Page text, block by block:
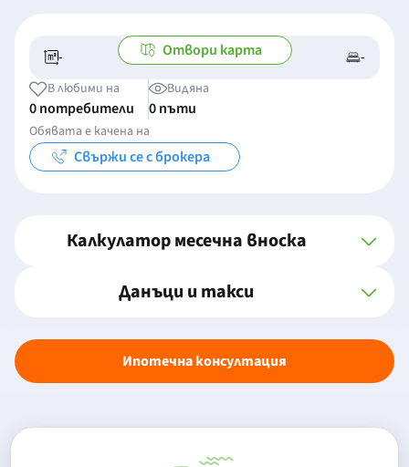
- -/- -
Отвори карта
В любими на
0 потребители
Видяна
0 пъти
Обявата е качена на
Свържи се с брокера
Калкулатор месечна вноска
Данъци и такси
Ипотечна консултация